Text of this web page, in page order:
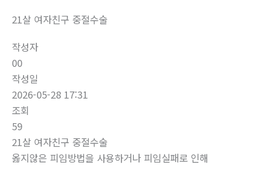
21살 여자친구 중절수술
작성자
00
작성일
2026-05-28 17:31
조회
59
21살 여자친구 중절수술
옳지않은 피임방법을 사용하거나 피임실패로 인해